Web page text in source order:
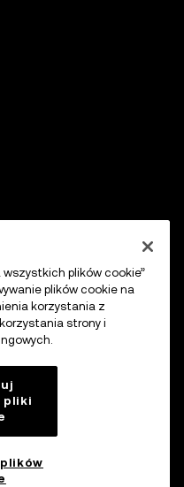
plików cookie”
plików cookie na
korzystania z
strony i
pliki